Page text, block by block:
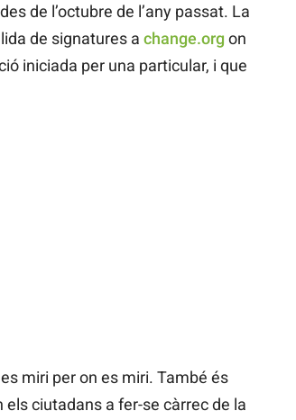
de l’octubre de l’any passat. La
de signatures a change.org on
iniciada per una particular, i que
miri per on es miri. També és
ciutadans a fer-se càrrec de la